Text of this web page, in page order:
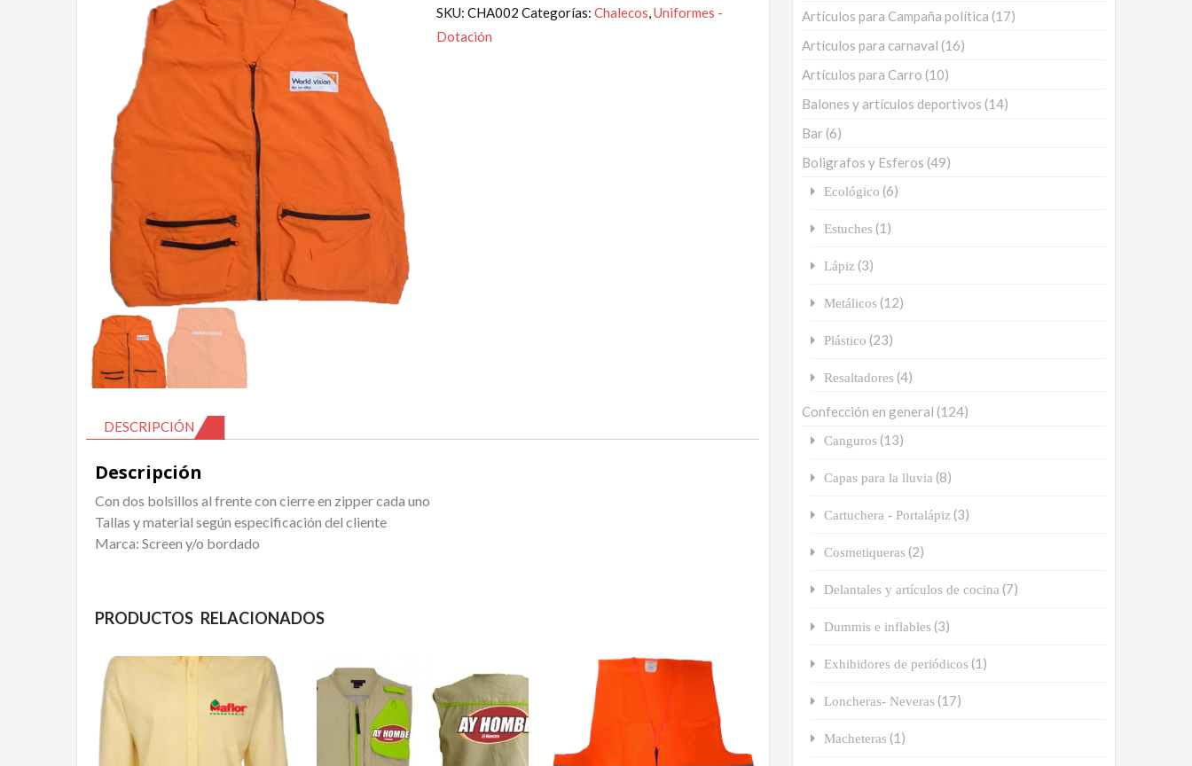
SKU:CHA002 Categorías:Chalecos,Uniformes -
Dotación
DESCRIPCIÓN
Descripción
Con dos bolsillos al frente con cierre en zipper cada uno
Tallas y material según especificación del cliente
Marca: Screen y/o bordado
PRODUCTOS RELACIONADOS
Artículos para Campaña política (17)
Artículos para carnaval (16)
Artículos para Carro (10)
Balones y artículos deportivos (14)
Bar (6)
Boligrafos y Esferos (49)
Ecológico (6)
Estuches (1)
Lápiz (3)
Metálicos (12)
Plástico (23)
Resaltadores (4)
Confección en general (124)
Canguros (13)
Capas para la lluvia (8)
Cartuchera - Portalápiz (3)
Cosmetiqueras (2)
Delantales y artículos de cocina (7)
Dummis e inflables (3)
Exhibidores de periódicos (1)
Loncheras- Neveras (17)
Macheteras (1)